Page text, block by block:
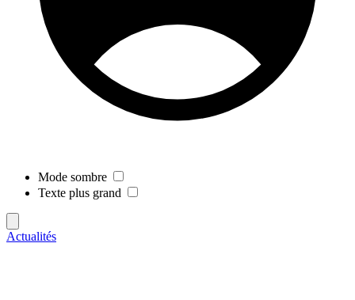
Mode sombre
Texte plus grand
Actualités